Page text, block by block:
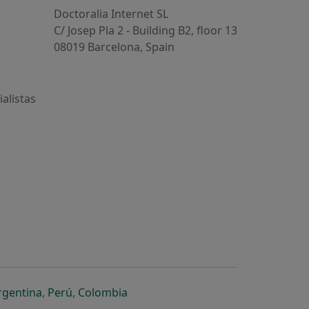
Doctoralia Internet SL
C/ Josep Pla 2 - Building B2, floor 13
08019 Barcelona, Spain
pestaña
una nueva pestaña
en una nueva pestaña
se abre en una nueva pestaña
, Perúse abre en una nueva pestaña
, Colombiase abre en una nueva pestaña